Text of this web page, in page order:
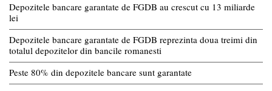
Depozitele bancare garantate de FGDB au crescut cu 13 miliarde
lei
Depozitele bancare garantate de FGDB reprezinta doua treimi din
totalul depozitelor din bancile romanesti
Peste 80% din depozitele bancare sunt garantate